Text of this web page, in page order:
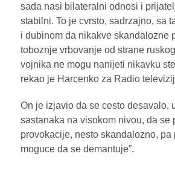
sada nasi bilateralni odnosi i
stabilni. To je cvrsto, sadrzajno, sa
i dubinom da nikakve skandalozne
toboznje vrbovanje od strane
vojnika ne mogu nanijeti nikavku
rekao je Harcenko za Radio
On je izjavio da se cesto desavalo,
sastanaka na visokom nivou, da se
provokacije, nesto skandalozno, pa
moguce da se demantuje”.